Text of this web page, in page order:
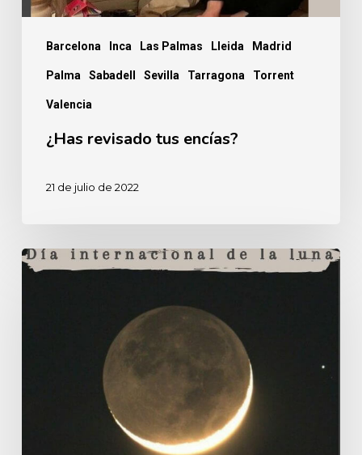
Barcelona Inca Las Palmas Lleida Madrid
Palma Sabadell Sevilla Tarragona Torrent
Valencia
¿Has revisado tus encías?
21 de julio de 2022
20
internacional